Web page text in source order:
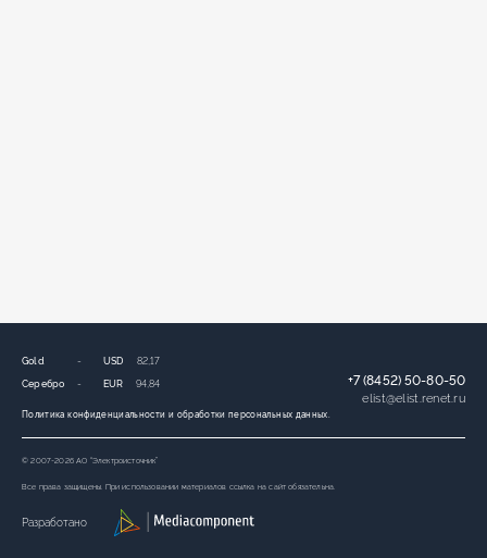
Политика конфиденциальности и обработки персональных данных.
Gold -
Серебро -
USD 82,17
EUR 94,84 +7 (8452) 50-80-50
elist@elist.renet.ru
© 2007-2026 АО “Электроисточник”
Все права защищены. При использовании материалов ссылка на сайт обязательна.
Разработано